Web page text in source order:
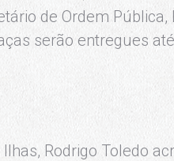
de Ordem
serão entregues
Rodrigo Toledo